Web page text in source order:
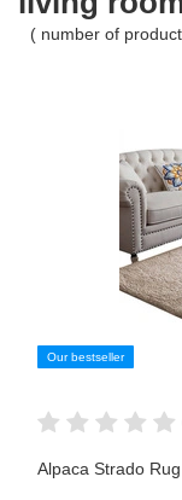
( number of
Our bestseller
Alpaca Strado